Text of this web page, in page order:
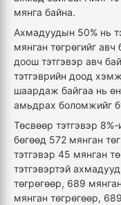
мянга байна.
Ахмадуудын 50% нь
мянган төгрөгийг авч
доош тэтгэвэр авч
тэтгэврийн доод
шаардаж байгаа нь
амьдрах боломжийг
Төсвөөр тэтгэвэр
бөгөөд 572 мянган
тэтгэвэр 45 мянган
тэтгэвэртэй
төгрөгөөр, 689
мянган төгрөгөөр,